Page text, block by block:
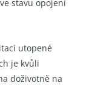
stavu opojení
utopené
je kvůli
doživotně na